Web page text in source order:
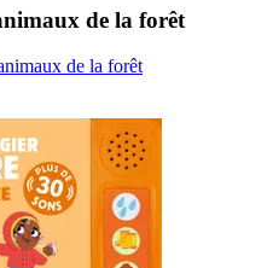
de la forêt
de la forêt